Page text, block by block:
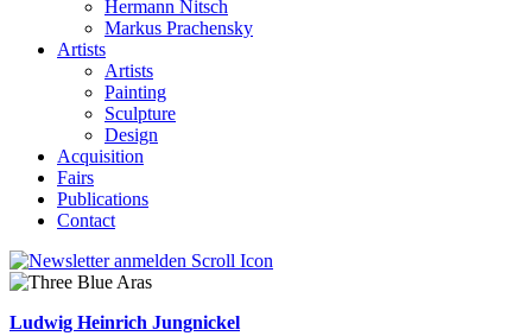
Hermann Nitsch
Markus Prachensky
Artists
Artists
Painting
Sculpture
Design
Acquisition
Fairs
Publications
Contact
Ludwig Heinrich Jungnickel